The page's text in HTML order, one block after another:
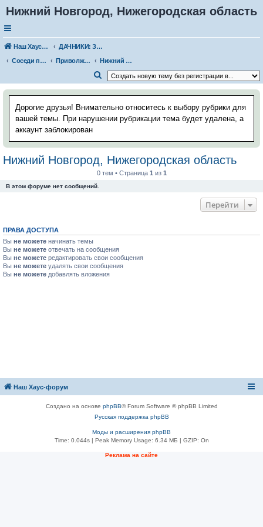
Нижний Новгород, Нижегородская область
Наш Хаус-форум
ДАЧНИКИ: ЗНАКОМСТВА, ВСТРЕЧИ. РАССКАЗЫ О ДАЧЕ
Соседи по даче
Приволжский федеральный округ
Нижний Новгород, Нижегородская область
о
с
Дорогие друзья! Внимательно относитесь к выбору рубрики для
вашей темы. При нарушении рубрикации тема будет удалена, а
аккаунт заблокирован
Нижний Новгород, Нижегородская область
0 тем • Страница 1 из 1
В этом форуме нет сообщений.
Перейти
ПРАВА ДОСТУПА
Вы не можете начинать темы
Вы не можете отвечать на сообщения
Вы не можете редактировать свои сообщения
Вы не можете удалять свои сообщения
Вы не можете добавлять вложения
Наш Хаус-форум
Создано на основе phpBB® Forum Software © phpBB Limited
Русская поддержка phpBB
Моды и расширения phpBB
Time: 0.044s| Peak Memory Usage: 6.34 МБ | GZIP: On
Реклама на сайте